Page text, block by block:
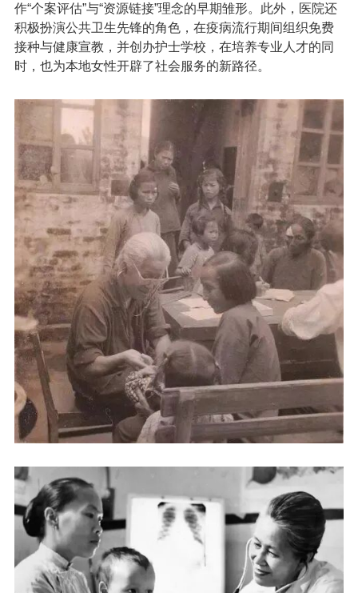
作“个案评估”与“资源链接”理念的早期雏形。此外，医院还
积极扮演公共卫生先锋的角色，在疫病流行期间组织免费
接种与健康宣教，并创办护士学校，在培养专业人才的同
时，也为本地女性开辟了社会服务的新路径。